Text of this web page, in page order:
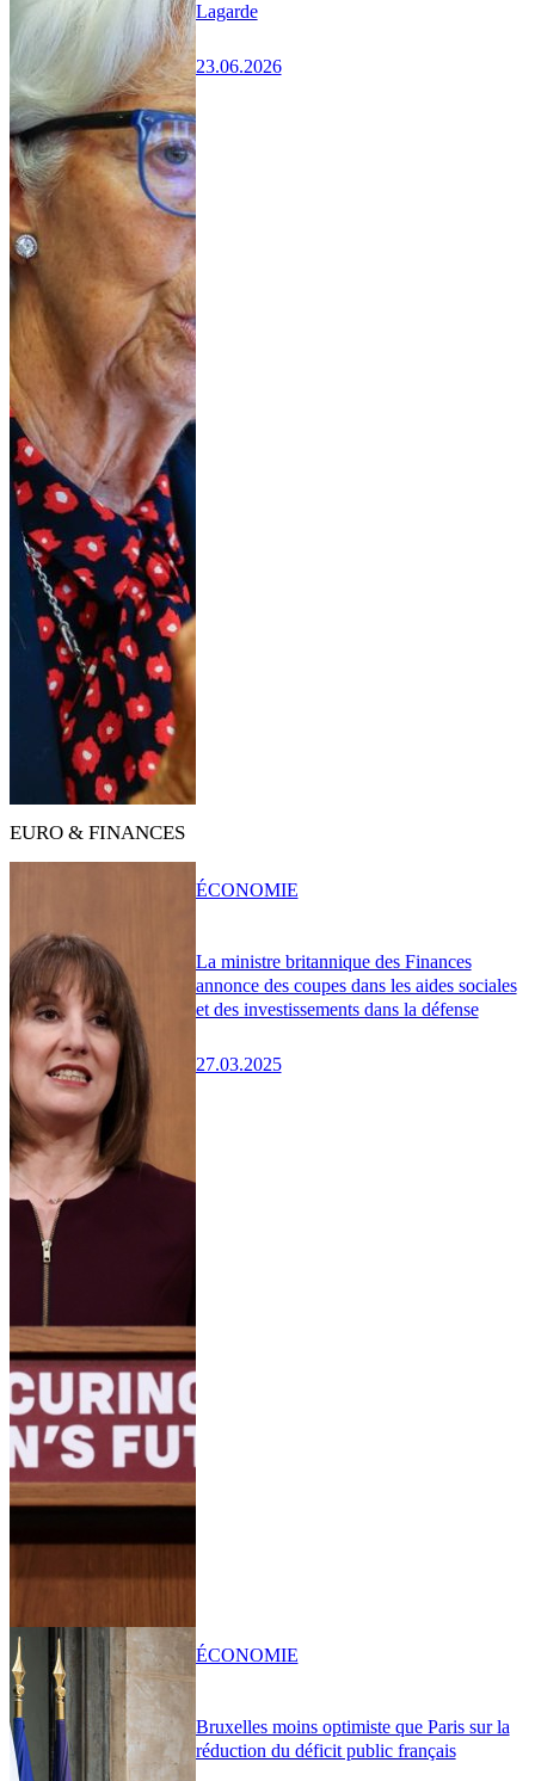
Lagarde
23.06.2026
EURO & FINANCES
La ministre britannique des Finances
annonce des coupes dans les aides sociales
et des investissements dans la défense
27.03.2025
ÉCONOMIE
Bruxelles moins optimiste que Paris sur la
réduction du déficit public français
ÉCONOMIE